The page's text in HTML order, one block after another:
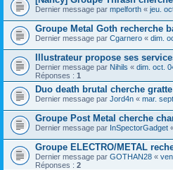
Dernier message par mpelforth « jeu.
Groupe Metal Goth recherche
Dernier message par Cgarnero « dim.
Illustrateur propose ses
Dernier message par Nihils « dim. oct.
Réponses : 1
Duo death brutal cherche
Dernier message par Jord4n « mar.
Groupe Post Metal cherche
Dernier message par InSpectorGadget
Groupe ELECTRO/METAL
Dernier message par GOTHAN28 «
Réponses : 2